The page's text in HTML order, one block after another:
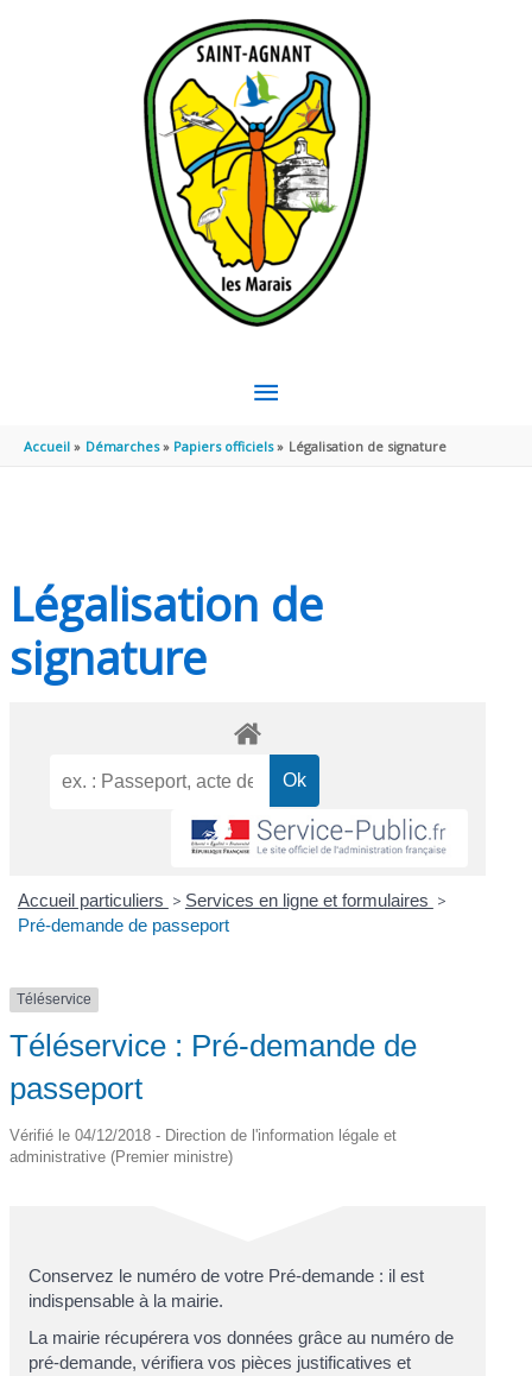
MENU
PRINCIPAL
Accueil Démarches Papiers officiels Légalisation de signature
Légalisation de
signature
Accueil particuliers > Services en ligne et formulaires >
Pré-demande de passeport
Téléservice
Téléservice : Pré-demande de
passeport
Vérifié le 04/12/2018 - Direction de l'information légale et
administrative (Premier ministre)
Conservez le numéro de votre Pré-demande : il est
indispensable à la mairie.
La mairie récupérera vos données grâce au numéro de
pré-demande, vérifiera vos pièces justificatives et